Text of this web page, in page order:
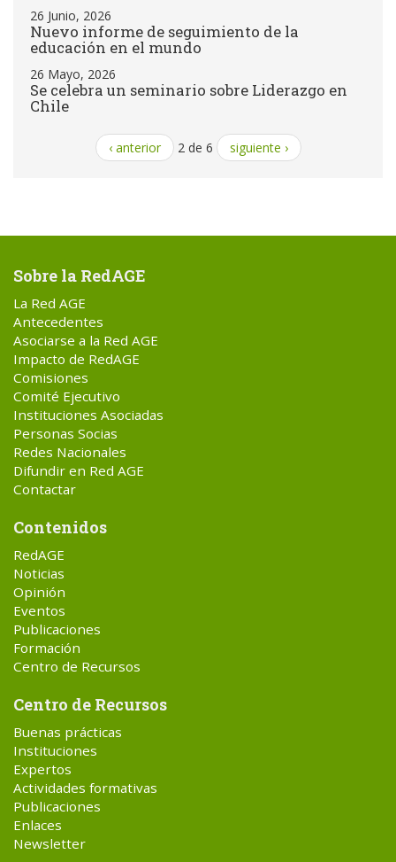
26 Junio, 2026
Nuevo informe de seguimiento de la
educación en el mundo
26 Mayo, 2026
Se celebra un seminario sobre Liderazgo en
Chile
‹ anterior 2 de 6 siguiente ›
Sobre la RedAGE
La Red AGE
Antecedentes
Asociarse a la Red AGE
Impacto de RedAGE
Comisiones
Comité Ejecutivo
Instituciones Asociadas
Personas Socias
Redes Nacionales
Difundir en Red AGE
Contactar
Contenidos
RedAGE
Noticias
Opinión
Eventos
Publicaciones
Formación
Centro de Recursos
Centro de Recursos
Buenas prácticas
Instituciones
Expertos
Actividades formativas
Publicaciones
Enlaces
Newsletter